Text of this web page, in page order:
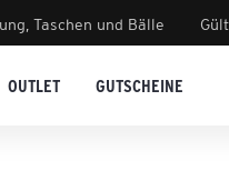
Taschen und Bälle
OUTLET GUTSCHEINE